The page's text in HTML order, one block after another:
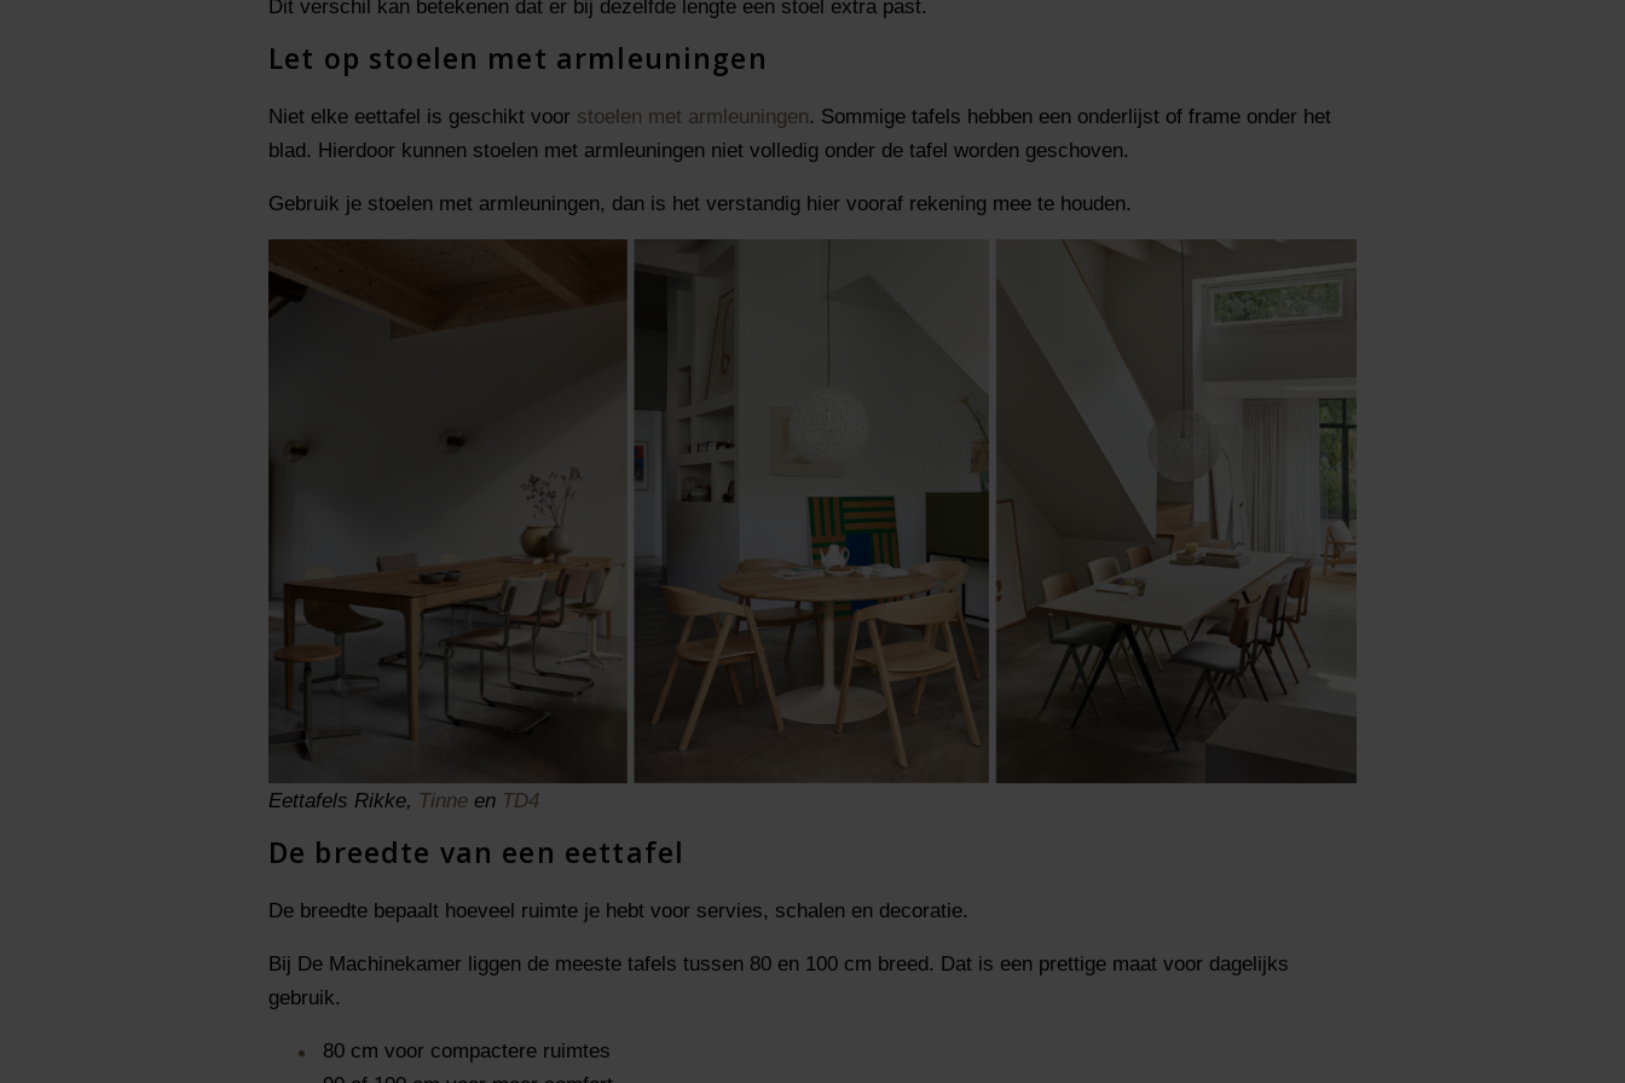
Dit verschil kan betekenen dat er bij dezelfde lengte een stoel extra past.
Let op stoelen met armleuningen
Niet elke eettafel is geschikt voor stoelen met armleuningen. Sommige tafels hebben een onderlijst of frame onder het
blad. Hierdoor kunnen stoelen met armleuningen niet volledig onder de tafel worden geschoven.
Gebruik je stoelen met armleuningen, dan is het verstandig hier vooraf rekening mee te houden.
Eettafels Rikke, Tinne en TD4
De breedte van een eettafel
De breedte bepaalt hoeveel ruimte je hebt voor servies, schalen en decoratie.
Bij De Machinekamer liggen de meeste tafels tussen 80 en 100 cm breed. Dat is een prettige maat voor dagelijks
gebruik.
80 cm voor compactere ruimtes